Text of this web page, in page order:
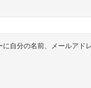
自分の名前、メールアド